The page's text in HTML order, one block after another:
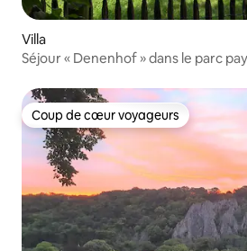
Villa
Séjour « Denenhof » dans le parc
Coup de cœur voyageurs
Coup de cœur voyageurs